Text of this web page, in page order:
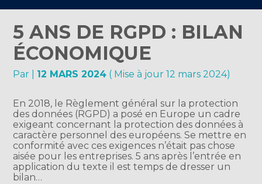
5 ANS DE RGPD : BILAN
ÉCONOMIQUE
Par 12 MARS 2024 ( Mise à jour 12 mars 2024)
En 2018, le Règlement général sur la protection
des données (RGPD) a posé en Europe un cadre
exigeant concernant la protection des données à
caractère personnel des européens. Se mettre en
conformité avec ces exigences n’était pas chose
aisée pour les entreprises. 5 ans après l’entrée en
application du texte il est temps de dresser un
bilan…